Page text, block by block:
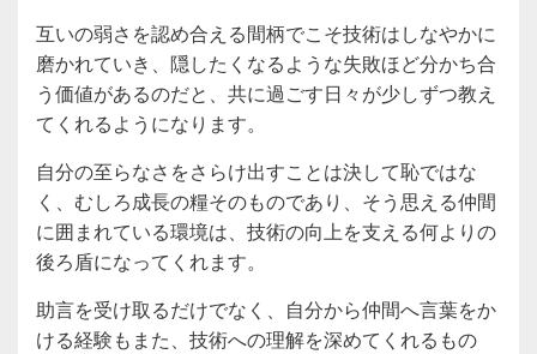
互いの弱さを認め合える間柄でこそ技術はしなやかに
磨かれていき、隠したくなるような失敗ほど分かち合
う価値があるのだと、共に過ごす日々が少しずつ教え
てくれるようになります。
自分の至らなさをさらけ出すことは決して恥ではな
く、むしろ成長の糧そのものであり、そう思える仲間
に囲まれている環境は、技術の向上を支える何よりの
後ろ盾になってくれます。
助言を受け取るだけでなく、自分から仲間へ言葉をか
ける経験もまた、技術への理解を深めてくれるもの